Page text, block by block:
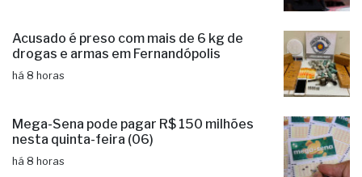
Acusado é preso com mais de 6 kg de
drogas e armas em Fernandópolis
há 8 horas
Mega-Sena pode pagar R$ 150 milhões
nesta quinta-feira (06)
há 8 horas